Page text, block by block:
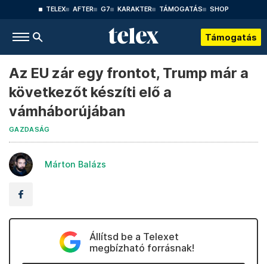
TELEX AFTER G7 KARAKTER TÁMOGATÁS SHOP
Támogatás
Az EU zár egy frontot, Trump már a
következőt készíti elő a
vámháborújában
GAZDASÁG
Márton Balázs
Állítsd be a Telexet
megbízható forrásnak!